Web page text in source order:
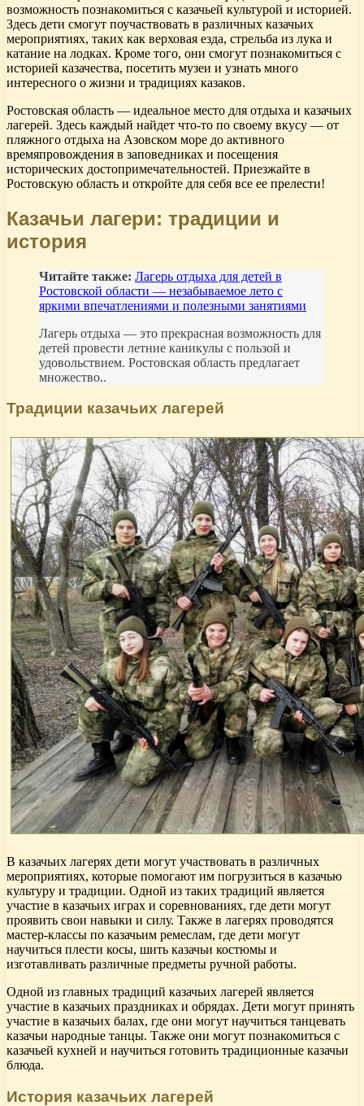
возможность познакомиться с казачьей культурой и историей.
Здесь дети смогут поучаствовать в различных казачьих
мероприятиях, таких как верховая езда, стрельба из лука и
катание на лодках. Кроме того, они смогут познакомиться с
историей казачества, посетить музеи и узнать много
интересного о жизни и традициях казаков.
Ростовская область — идеальное место для отдыха и казачьих
лагерей. Здесь каждый найдет что-то по своему вкусу — от
пляжного отдыха на Азовском море до активного
времяпровождения в заповедниках и посещения
исторических достопримечательностей. Приезжайте в
Ростовскую область и откройте для себя все ее прелести!
Казачьи лагери: традиции и
история
Читайте также: Лагерь отдыха для детей в
Ростовской области — незабываемое лето с
яркими впечатлениями и полезными занятиями
Лагерь отдыха — это прекрасная возможность для
детей провести летние каникулы с пользой и
удовольствием. Ростовская область предлагает
множество..
Традиции казачьих лагерей
В казачьих лагерях дети могут участвовать в различных
мероприятиях, которые помогают им погрузиться в казачью
культуру и традиции. Одной из таких традиций является
участие в казачьих играх и соревнованиях, где дети могут
проявить свои навыки и силу. Также в лагерях проводятся
мастер-классы по казачьим ремеслам, где дети могут
научиться плести косы, шить казачьи костюмы и
изготавливать различные предметы ручной работы.
Одной из главных традиций казачьих лагерей является
участие в казачьих праздниках и обрядах. Дети могут принять
участие в казачьих балах, где они могут научиться танцевать
казачьи народные танцы. Также они могут познакомиться с
казачьей кухней и научиться готовить традиционные казачьи
блюда.
История казачьих лагерей